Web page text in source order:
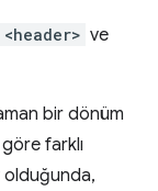
<header> ve
bir dönüm
farklı